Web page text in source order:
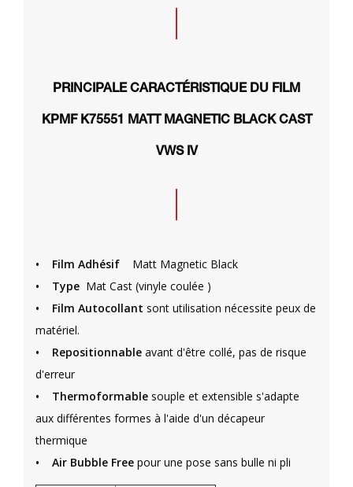
PRINCIPALE CARACTÉRISTIQUE DU FILM
KPMF K75551 MATT MAGNETIC BLACK CAST
VWS IV
• Film Adhésif
Matt Magnetic Black
•
Type Mat Cast (vinyle coulée )
• Film Autocollant sont utilisation nécessite peux de
matériel.
•
Repositionnable avant d'être collé, pas de risque
d'erreur
• Thermoformable souple et extensible s'adapte
aux différentes formes à l'aide d'un décapeur
thermique
• Air Bubble Free pour une pose sans bulle ni pli